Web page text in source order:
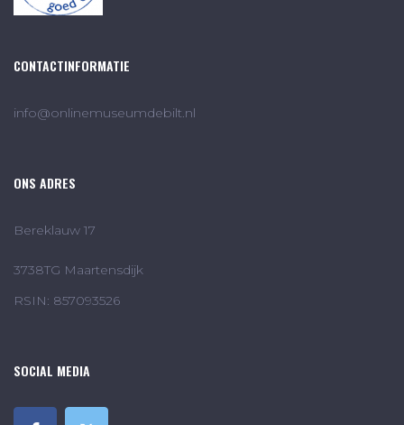
CONTACTINFORMATIE
info@onlinemuseumdebilt.nl
ONS ADRES
Bereklauw 17
3738TG Maartensdijk
RSIN: 857093526
SOCIAL MEDIA